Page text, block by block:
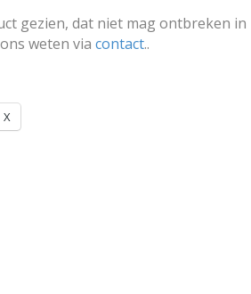
gezien, dat niet mag ontbreken in
weten via contact..
X